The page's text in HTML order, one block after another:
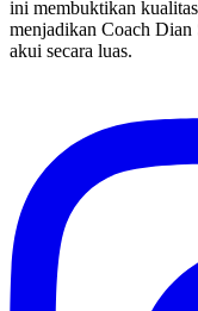
ini membuktikan
menjadikan Coach Dian
akui secara luas.